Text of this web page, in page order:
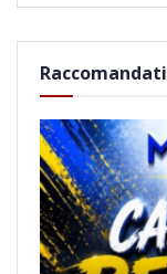
Raccomandati